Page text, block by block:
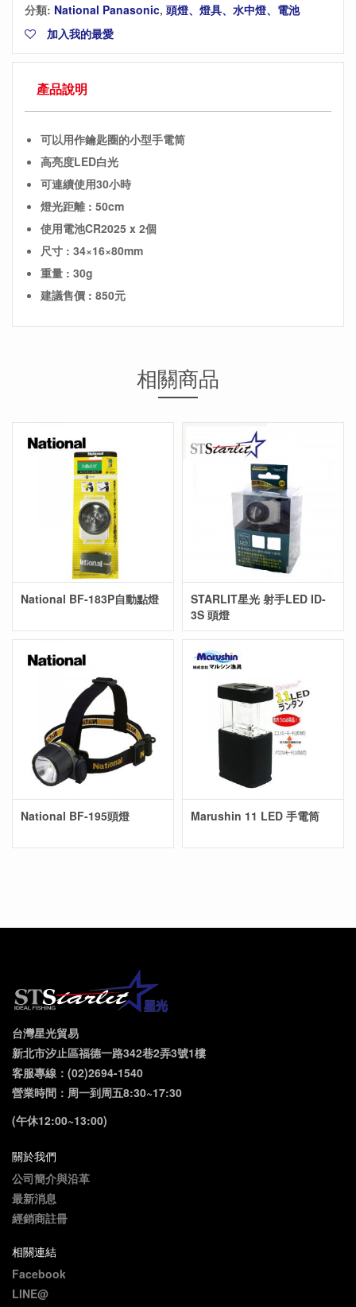
分類: National Panasonic, 頭燈、燈具、水中燈、電池
加入我的最愛
產品說明
可以用作鑰匙圈的小型手電筒
高亮度LED白光
可連續使用30小時
燈光距離 : 50cm
使用電池CR2025 x 2個
尺寸 : 34×16×80mm
重量 : 30g
建議售價 : 850元
相關商品
National BF-183P自動點燈
STARLIT星光 射手LED ID-
3S 頭燈
National BF-195頭燈 Marushin 11 LED 手電筒
台灣星光貿易
新北市汐止區福德一路342巷2弄3號1樓
客服專線：(02)2694-1540
營業時間：周一到周五8:30~17:30
(午休12:00~13:00)
關於我們
公司簡介與沿革
最新消息
經銷商註冊
相關連結
Facebook
LINE@